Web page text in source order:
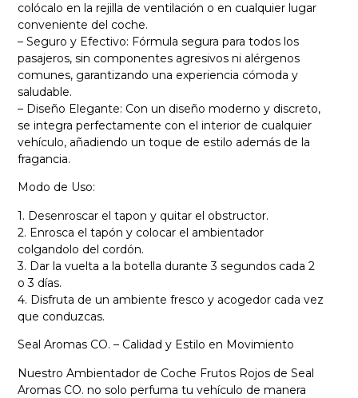
colócalo en la rejilla de ventilación o en cualquier lugar
conveniente del coche.
– Seguro y Efectivo: Fórmula segura para todos los
pasajeros, sin componentes agresivos ni alérgenos
comunes, garantizando una experiencia cómoda y
saludable.
– Diseño Elegante: Con un diseño moderno y discreto,
se integra perfectamente con el interior de cualquier
vehículo, añadiendo un toque de estilo además de la
fragancia.
Modo de Uso:
1. Desenroscar el tapon y quitar el obstructor.
2. Enrosca el tapón y colocar el ambientador
colgandolo del cordón.
3. Dar la vuelta a la botella durante 3 segundos cada 2
o 3 días.
4. Disfruta de un ambiente fresco y acogedor cada vez
que conduzcas.
Seal Aromas CO. – Calidad y Estilo en Movimiento
Nuestro Ambientador de Coche Frutos Rojos de Seal
Aromas CO. no solo perfuma tu vehículo de manera